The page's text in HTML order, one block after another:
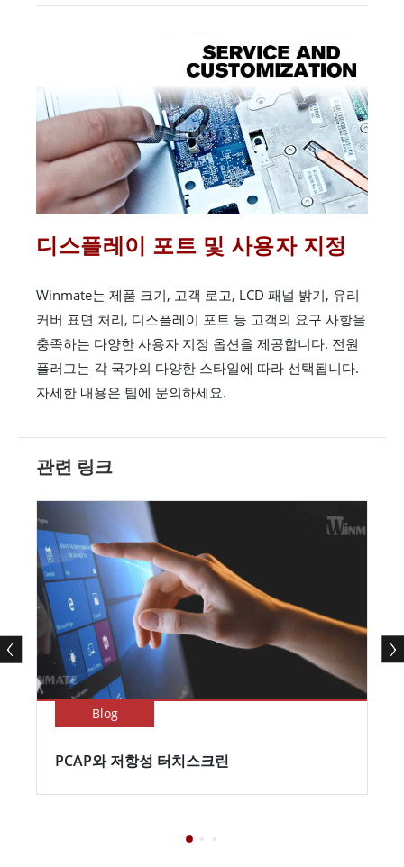
디스플레이 포트 및 사용자 지정
Winmate는 제품 크기, 고객 로고, LCD 패널 밝기, 유리
커버 표면 처리, 디스플레이 포트 등 고객의 요구 사항을
충족하는 다양한 사용자 지정 옵션을 제공합니다. 전원
플러그는 각 국가의 다양한 스타일에 따라 선택됩니다.
자세한 내용은 팀에 문의하세요.
관련 링크
Blog
PCAP와 저항성 터치스크린